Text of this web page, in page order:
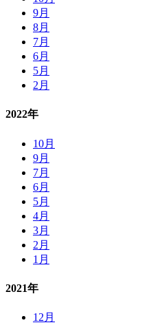
9月
8月
7月
6月
5月
2月
2022年
10月
9月
7月
6月
5月
4月
3月
2月
1月
2021年
12月